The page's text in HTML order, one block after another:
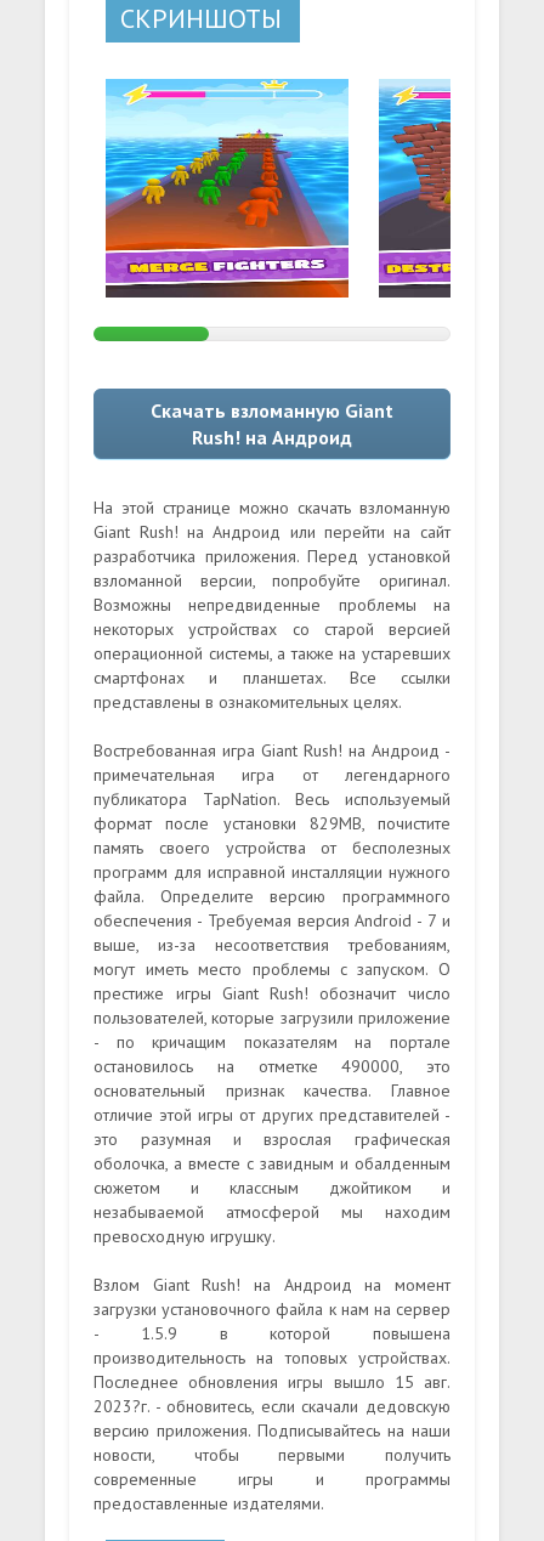
СКРИНШОТЫ
Скачать взломанную Giant
Rush! на Андроид
На этой странице можно скачать взломанную
Giant Rush! на Андроид или перейти на сайт
разработчика приложения. Перед установкой
взломанной версии, попробуйте оригинал.
Возможны непредвиденные проблемы на
некоторых устройствах со старой версией
операционной системы, а также на устаревших
смартфонах и планшетах. Все ссылки
представлены в ознакомительных целях.
Востребованная игра Giant Rush! на Андроид -
примечательная игра от легендарного
публикатора TapNation. Весь используемый
формат после установки 829MB, почистите
память своего устройства от бесполезных
программ для исправной инсталляции нужного
файла. Определите версию программного
обеспечения - Требуемая версия Android - 7 и
выше, из-за несоответствия требованиям,
могут иметь место проблемы с запуском. О
престиже игры Giant Rush! обозначит число
пользователей, которые загрузили приложение
- по кричащим показателям на портале
остановилось на отметке 490000, это
основательный признак качества. Главное
отличие этой игры от других представителей -
это разумная и взрослая графическая
оболочка, а вместе с завидным и обалденным
сюжетом и классным джойтиком и
незабываемой атмосферой мы находим
превосходную игрушку.
Взлом Giant Rush! на Андроид на момент
загрузки установочного файла к нам на сервер
- 1.5.9 в которой повышена
производительность на топовых устройствах.
Последнее обновления игры вышло 15 авг.
2023?г. - обновитесь, если скачали дедовскую
версию приложения. Подписывайтесь на наши
новости, чтобы первыми получить
современные игры и программы
предоставленные издателями.